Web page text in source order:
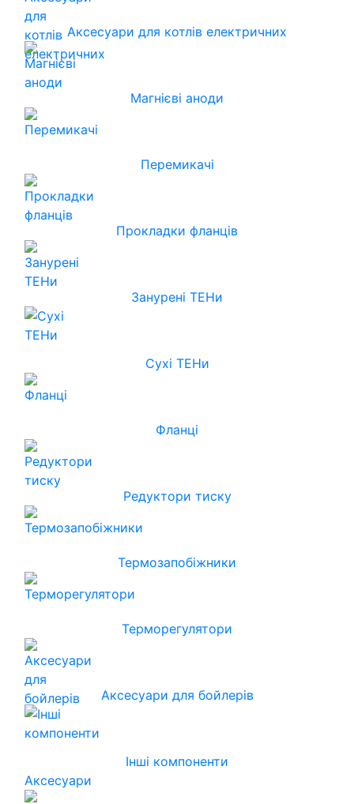
Аксесуари для котлів електричних
Магнієві аноди
Перемикачі
Прокладки фланців
Занурені ТЕНи
Сухі ТЕНи
Фланці
Редуктори тиску
Термозапобіжники
Терморегулятори
Аксесуари для бойлерів
Інші компоненти
Аксесуари